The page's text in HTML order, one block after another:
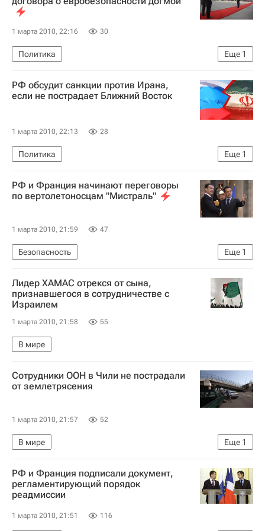
1 марта 2010, 22:16 30
Еще 1
Политика
Трехдневный визит Дмитрия Медведева во Францию
РФ обсудит санкции против Ирана,
если не пострадает Ближний Восток
1 марта 2010, 22:13 28
Еще 1
Политика
Трехдневный визит Дмитрия Медведева во Францию
РФ и Франция начинают переговоры
по вертолетоносцам "Мистраль"
1 марта 2010, 21:59 47
Еще 1
Безопасность
Трехдневный визит Дмитрия Медведева во Францию
Лидер ХАМАС отрекся от сына,
признавшегося в сотрудничестве с
Израилем
1 марта 2010, 21:58 55
В мире
Сотрудники ООН в Чили не пострадали
от землетрясения
1 марта 2010, 21:57 52
Еще 1
В мире
Обстановка в Чили после мощного землетрясения
РФ и Франция подписали документ,
регламентирующий порядок
реадмиссии
1 марта 2010, 21:51 116